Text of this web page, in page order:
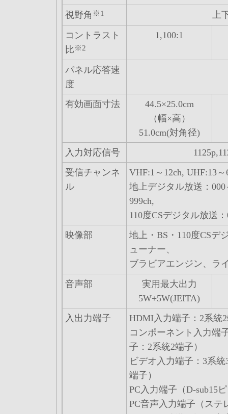
視野角 ※1
上
コントラスト
比※2
1,100:1
パネル応答速
度
有効画面寸法
44.5×25.0cm
（幅×高）
51.0cm(対角径)
入力対応信号
受信チャンネ
ル
VHF:1～12ch, UHF:13
地上デジタル放送：
999ch,
110度CSデジタル放送
映像部
地上・BS・110度CSデ
ューナー、
ブラビアエンジン、ラ
音声部
実用最大出力
5W+5W(JEITA)
入出力端子
HDMI入力端子：2系統
コンポーネント入力端
子：2系統2端子）
ビデオ入力端子：3系
端子）
PC入力端子（D-sub15
PC音声入力端子（ステ